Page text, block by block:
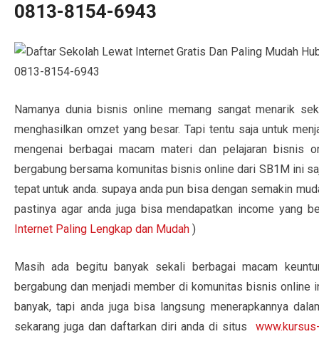
0813-8154-6943
Namanya dunia bisnis online memang sangat menarik
menghasilkan omzet yang besar. Tapi tentu saja untuk
mengenai berbagai macam materi dan pelajaran bisnis
bergabung bersama komunitas bisnis online dari SB1M ini
tepat untuk anda. supaya anda pun bisa dengan semakin
pastinya agar anda juga bisa mendapatkan income yang
Internet Paling Lengkap dan Mudah )
Masih ada begitu banyak sekali berbagai macam
bergabung dan menjadi member di komunitas bisnis online
banyak, tapi anda juga bisa langsung menerapkannya
sekarang juga dan daftarkan diri anda di situs